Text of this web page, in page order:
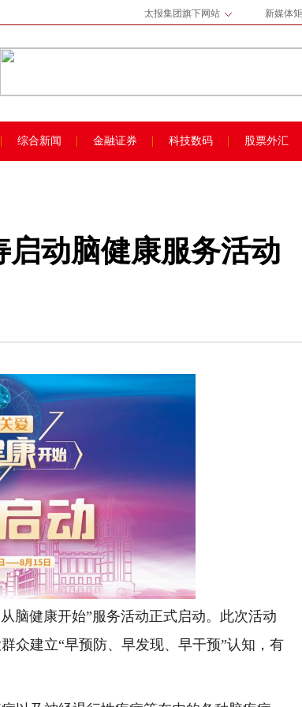
太报集团旗下网站 新媒体
综合新闻 金融证券 科技数码 股票外汇
动脑健康服务活动
健康开始”服务活动正式启动。此次活动
众建立“早预防、早发现、早干预”认知，有